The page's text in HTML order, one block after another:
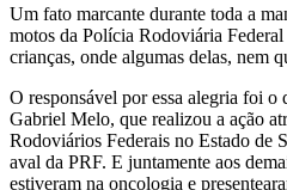
Um fato marcante durante toda a
motos da Polícia Rodoviária
crianças, onde algumas delas, nem
O responsável por essa alegria foi
Gabriel Melo, que realizou a ação
Rodoviários Federais no Estado de
aval da PRF. E juntamente aos
estiveram na oncologia e